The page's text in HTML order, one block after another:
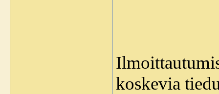
koskevia